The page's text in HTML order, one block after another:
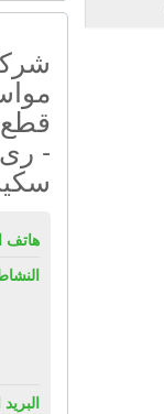
قطع
- رى
هاتف